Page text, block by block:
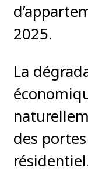
2025.
La
des portes